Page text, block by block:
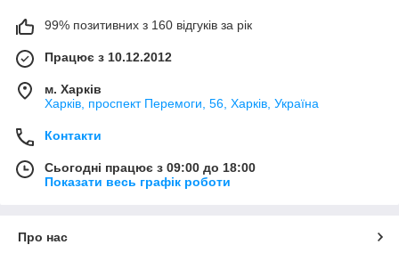
99% позитивних з 160 відгуків за рік
Працює з 10.12.2012
м. Харків
Харків, проспект Перемоги, 56, Харків, Україна
Контакти
Сьогодні працює з 09:00 до 18:00
Показати весь графік роботи
Про нас